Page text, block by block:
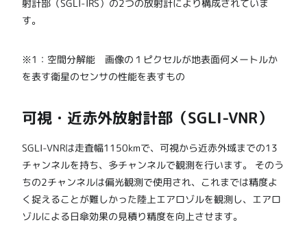
射計部（SGLI-IRS）の2つの放射計により構成されていま
す。
※1：空間分解能 画像の１ピクセルが地表面何メートルか
を表す衛星のセンサの性能を表すもの
可視・近赤外放射計部（SGLI-VNR）
SGLI-VNRは走査幅1150kmで、可視から近赤外域までの13
チャンネルを持ち、多チャンネルで観測を行います。 そのう
ちの2チャンネルは偏光観測で使用され、これまでは精度よ
く捉えることが難しかった陸上エアロゾルを観測し、エアロ
ゾルによる日傘効果の見積り精度を向上させます。